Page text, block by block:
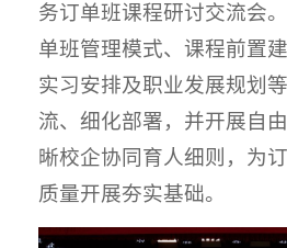
务订单班课程研讨交流会
单班管理模式、课程前置
实习安排及职业发展规划
流、细化部署，并开展自
晰校企协同育人细则，为
质量开展夯实基础。